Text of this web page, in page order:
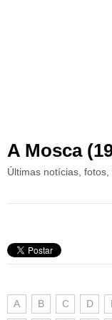
A Mosca
Últimas notícias,
A B C D